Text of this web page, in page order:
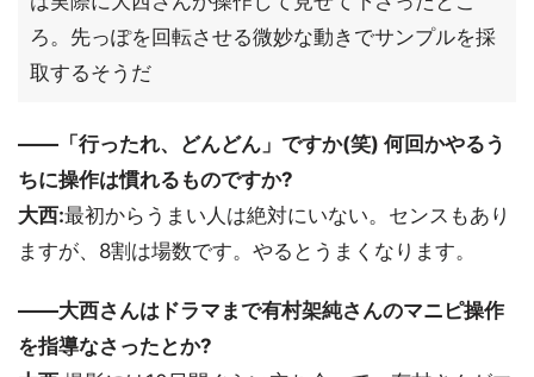
ろ。先っぽを回転させる微妙な動きでサンプルを採
取するそうだ
――「行ったれ、どんどん」ですか(笑) 何回かやるう
ちに操作は慣れるものですか?
大西:最初からうまい人は絶対にいない。センスもあり
ますが、8割は場数です。やるとうまくなります。
――大西さんはドラマまで有村架純さんのマニピ操作
を指導なさったとか?